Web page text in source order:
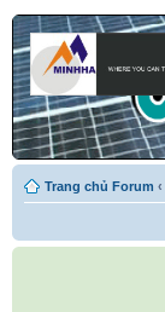
Trang chủ Forum ‹